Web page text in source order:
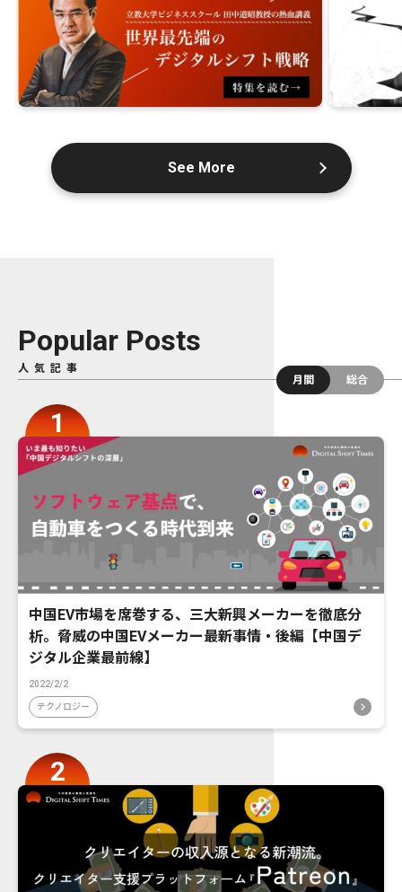
See More
Popular Posts
人気記事
月間
総合
中国EV市場を席巻する、三大新興メーカーを徹底分
析。脅威の中国EVメーカー最新事情・後編【中国デ
ジタル企業最前線】
2022/2/2
テクノロジー